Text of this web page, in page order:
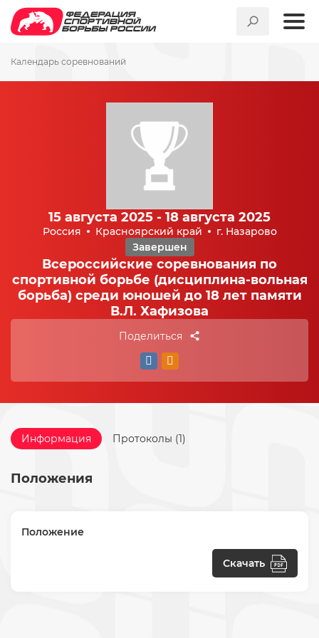
Календарь соревнований
15 августа 2025 - 18 августа 2025
Россия Красноярский край
г. Назарово
Завершен
Всероссийские соревнования по
спортивной борьбе (дисциплина-вольная
борьба) среди юношей до 18 лет памяти
В.Л. Хафизова
Поделиться
Информация Протоколы (1)
Положения
Положение
Скачать